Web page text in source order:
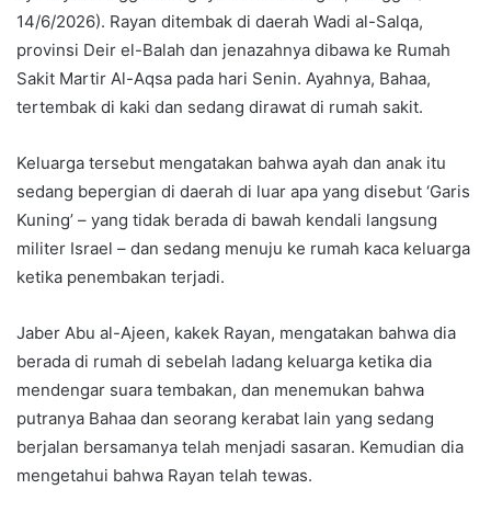
14/6/2026). Rayan ditembak di daerah Wadi al-Salqa,
provinsi Deir el-Balah dan jenazahnya dibawa ke Rumah
Sakit Martir Al-Aqsa pada hari Senin. Ayahnya, Bahaa,
tertembak di kaki dan sedang dirawat di rumah sakit.
Keluarga tersebut mengatakan bahwa ayah dan anak itu
sedang bepergian di daerah di luar apa yang disebut ‘Garis
Kuning’ – yang tidak berada di bawah kendali langsung
militer Israel – dan sedang menuju ke rumah kaca keluarga
ketika penembakan terjadi.
Jaber Abu al-Ajeen, kakek Rayan, mengatakan bahwa dia
berada di rumah di sebelah ladang keluarga ketika dia
mendengar suara tembakan, dan menemukan bahwa
putranya Bahaa dan seorang kerabat lain yang sedang
berjalan bersamanya telah menjadi sasaran. Kemudian dia
mengetahui bahwa Rayan telah tewas.